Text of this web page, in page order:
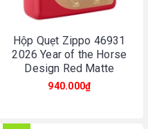
Hộp Quẹt Zippo 46931
2026 Year of the Horse
Design Red Matte
940.000₫